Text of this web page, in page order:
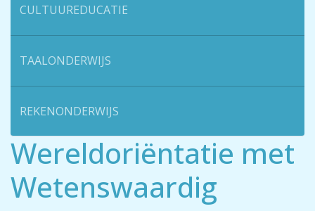
CULTUUREDUCATIE
TAALONDERWIJS
REKENONDERWIJS
Wereldoriëntatie met
Wetenswaardig